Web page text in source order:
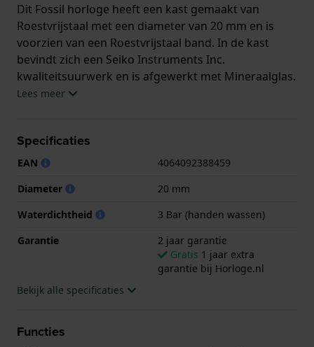
Dit Fossil horloge heeft een kast gemaakt van
Roestvrijstaal met een diameter van 20 mm en is
voorzien van een Roestvrijstaal band. In de kast
bevindt zich een Seiko Instruments Inc.
kwaliteitsuurwerk en is afgewerkt met Mineraalglas.
geleverd met 2 jaar garantie.
Lees meer
Specificaties
EAN
4064092388459
Diameter
20 mm
Waterdichtheid
3 Bar (handen wassen)
Garantie
2 jaar garantie
Gratis 1 jaar extra
garantie bij Horloge.nl
Bekijk alle specificaties
Functies